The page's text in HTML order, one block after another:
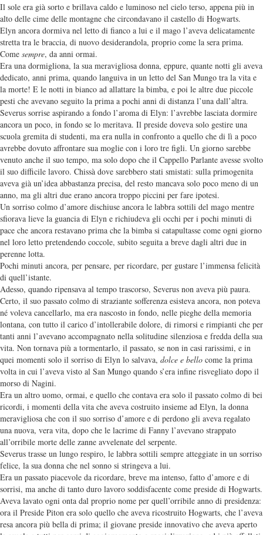
Il sole era già sorto e brillava caldo e luminoso nel cielo terso, appena più in
alto delle cime delle montagne che circondavano il castello di Hogwarts.
Elyn ancora dormiva nel letto di fianco a lui e il mago l’aveva delicatamente
stretta tra le braccia, di nuovo desiderandola, proprio come la sera prima.
Come sempre, da anni ormai.
Era una dormigliona, la sua meravigliosa donna, eppure, quante notti gli aveva
dedicato, anni prima, quando languiva in un letto del San Mungo tra la vita e
la morte! E le notti in bianco ad allattare la bimba, e poi le altre due piccole
pesti che avevano seguito la prima a pochi anni di distanza l’una dall’altra.
Severus sorrise aspirando a fondo l’aroma di Elyn: l’avrebbe lasciata dormire
ancora un poco, in fondo se lo meritava. Il preside doveva solo gestire una
scuola gremita di studenti, ma era nulla in confronto a quello che di lì a poco
avrebbe dovuto affrontare sua moglie con i loro tre figli. Un giorno sarebbe
venuto anche il suo tempo, ma solo dopo che il Cappello Parlante avesse svolto
il suo difficile lavoro. Chissà dove sarebbero stati smistati: sulla primogenita
aveva già un’idea abbastanza precisa, del resto mancava solo poco meno di un
anno, ma gli altri due erano ancora troppo piccini per fare ipotesi.
Un sorriso colmo d’amore dischiuse ancora le labbra sottili del mago mentre
sfiorava lieve la guancia di Elyn e richiudeva gli occhi per i pochi minuti di
pace che ancora restavano prima che la bimba si catapultasse come ogni giorno
nel loro letto pretendendo coccole, subito seguita a breve dagli altri due in
perenne lotta.
Pochi minuti ancora, per pensare, per ricordare, per gustare l’immensa felicità
di quell’istante.
Adesso, quando ripensava al tempo trascorso, Severus non aveva più paura.
Certo, il suo passato colmo di straziante sofferenza esisteva ancora, non poteva
né voleva cancellarlo, ma era nascosto in fondo, nelle pieghe della memoria
lontana, con tutto il carico d’intollerabile dolore, di rimorsi e rimpianti che per
tanti anni l’avevano accompagnato nella solitudine silenziosa e fredda della sua
vita. Non tornava più a tormentarlo, il passato, se non in casi rarissimi, e in
quei momenti solo il sorriso di Elyn lo salvava, dolce e bello come la prima
volta in cui l’aveva visto al San Mungo quando s’era infine risvegliato dopo il
morso di Nagini.
Era un altro uomo, ormai, e quello che contava era solo il passato colmo di bei
ricordi, i momenti della vita che aveva costruito insieme ad Elyn, la donna
meravigliosa che con il suo sorriso d’amore e di perdono gli aveva regalato
una nuova, vera vita, dopo che le lacrime di Fanny l’avevano strappato
all’orribile morte delle zanne avvelenate del serpente.
Severus trasse un lungo respiro, le labbra sottili sempre atteggiate in un sorriso
felice, la sua donna che nel sonno si stringeva a lui.
Era un passato piacevole da ricordare, breve ma intenso, fatto d’amore e di
sorrisi, ma anche di tanto duro lavoro soddisfacente come preside di Hogwarts.
Aveva lavato ogni onta dal proprio nome per quell’orribile anno di presidenza:
ora il Preside Piton era solo quello che aveva ricostruito Hogwarts, che l’aveva
resa ancora più bella di prima; il giovane preside innovativo che aveva aperto